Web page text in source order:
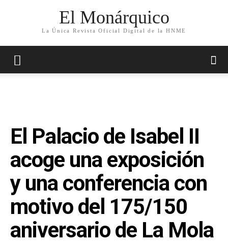
El Monárquico
La Única Revista Oficial Digital de la HNME
El Palacio de Isabel II
acoge una exposición
y una conferencia con
motivo del 175/150
aniversario de La Mola